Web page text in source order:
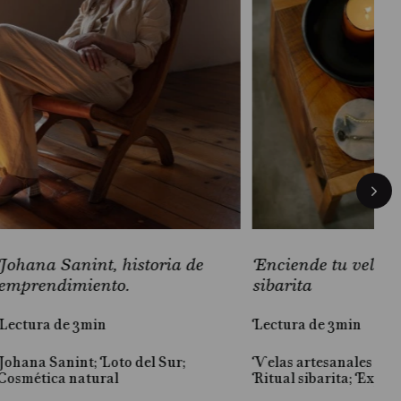
Sanint, historia de
de 3min
Sanint; Loto del Sur;
natural
Enciende tu vela
sibarita
Lectura de 3min
Velas artesanales
Ritual sibarita;